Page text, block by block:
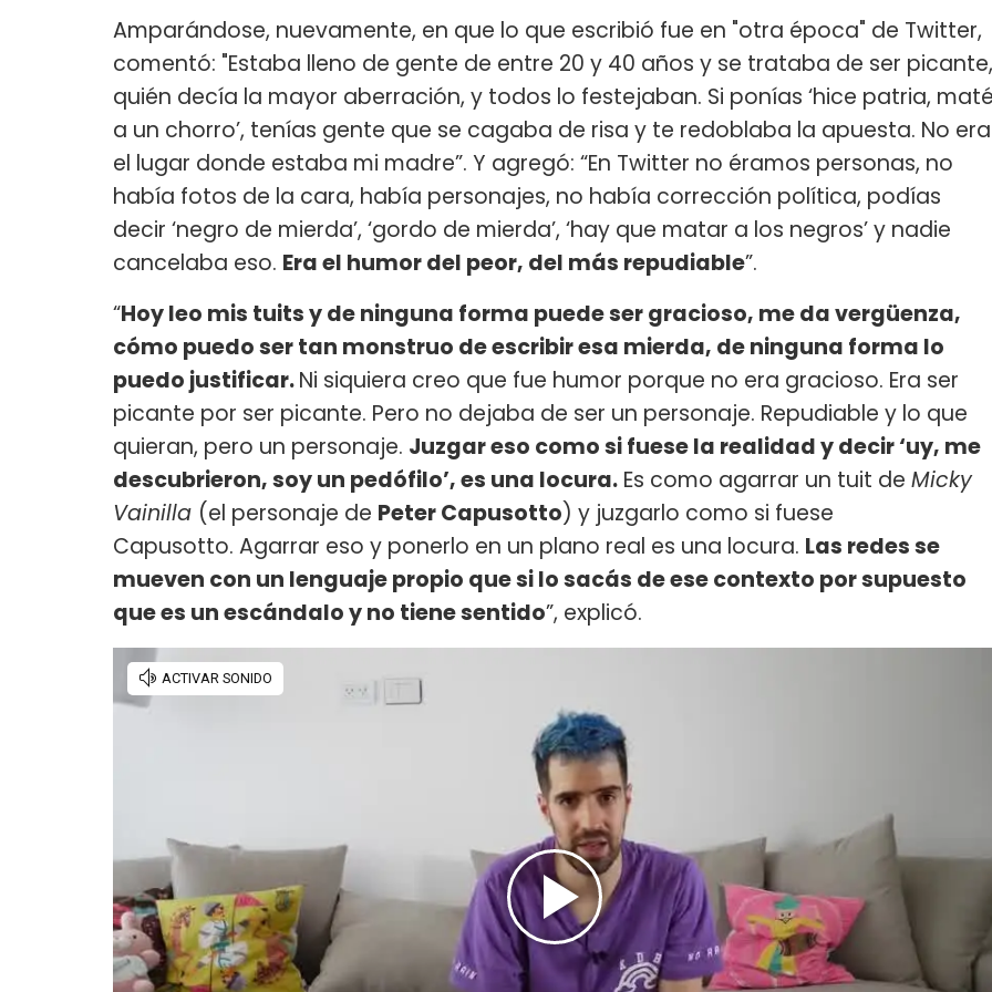
Amparándose, nuevamente, en que lo que escribió fue en "otra época" de Twitter,
comentó: "Estaba lleno de gente de entre 20 y 40 años y se trataba de ser picante,
quién decía la mayor aberración, y todos lo festejaban. Si ponías ‘hice patria,
a un chorro’, tenías gente que se cagaba de risa y te redoblaba la apuesta. No era
el lugar donde estaba mi madre”. Y agregó: “En Twitter no éramos personas, no
había fotos de la cara, había personajes, no había corrección política, podías
decir ‘negro de mierda’, ‘gordo de mierda’, ‘hay que matar a los negros’ y nadie
cancelaba eso. Era el humor del peor, del más repudiable”.
“Hoy leo mis tuits y de ninguna forma puede ser gracioso, me da vergüenza,
cómo puedo ser tan monstruo de escribir esa mierda, de ninguna forma lo
puedo justificar.Ni siquiera creo que fue humor porque no era gracioso. Era ser
picante por ser picante. Pero no dejaba de ser un personaje. Repudiable y lo que
quieran, pero un personaje. Juzgar eso como si fuese la realidad y decir ‘uy, me
descubrieron, soy un pedófilo’, es una locura. Es como agarrar un tuit de Micky
Vainilla (el personaje de Peter Capusotto) y juzgarlo como si fuese
Capusotto. Agarrar eso y ponerlo en un plano real es una locura. Las redes se
mueven con un lenguaje propio que si lo sacás de ese contexto por supuesto
que es un escándalo y no tiene sentido”, explicó.